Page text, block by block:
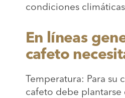
condiciones
En líneas
cafeto
Temperatura: Para su
cafeto debe plantarse